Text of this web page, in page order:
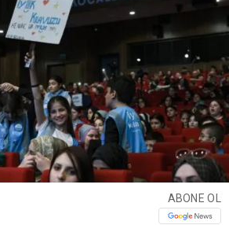
ABONE OL